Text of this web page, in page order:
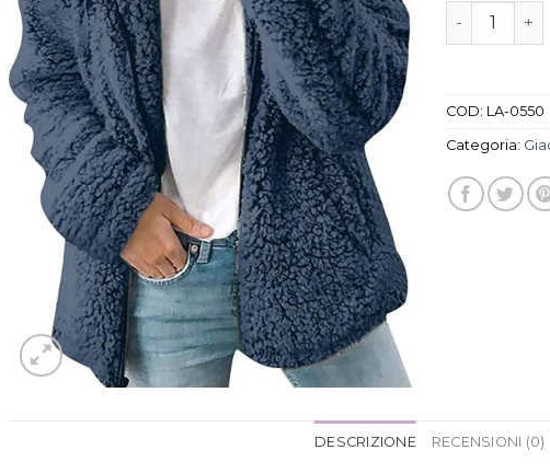
giacca
COD: LA-0550
Categoria:
DESCRIZIONE RECENSIONI (0)